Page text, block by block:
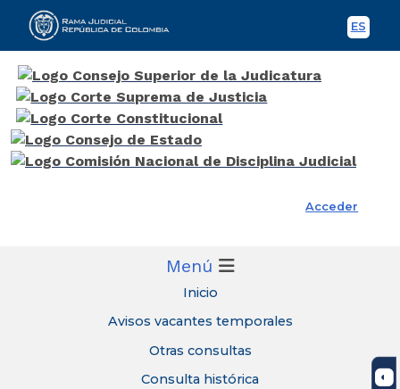
ES
Rama Judicial
Acceder
Menú
Inicio
Avisos vacantes temporales
Otras consultas
Consulta histórica